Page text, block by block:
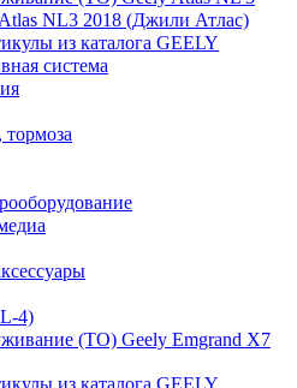
NL3 2018 (Джили Атлас)
из каталога GEELY
система
4)
(ТО) Geely Emgrand X7
из каталога GEELY